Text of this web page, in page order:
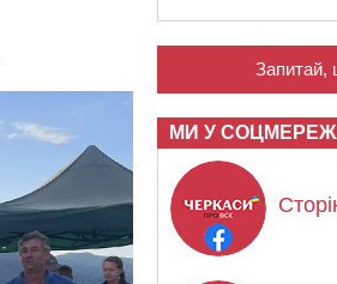
Запитай,
МИ У